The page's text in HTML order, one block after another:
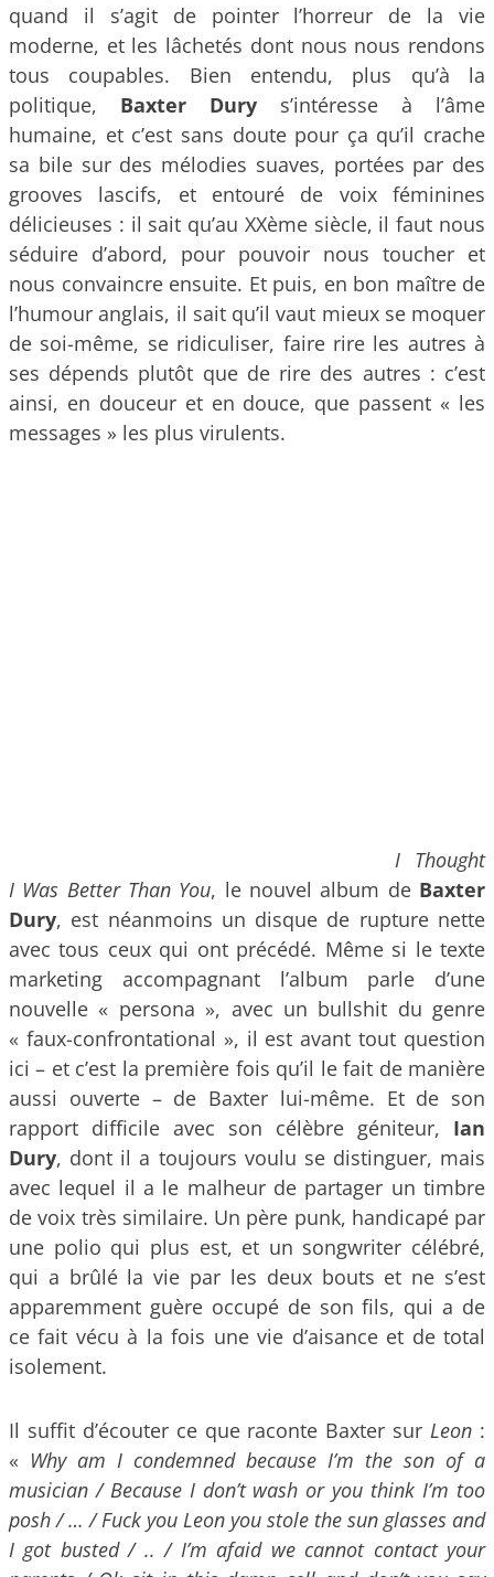
quand il s’agit de pointer l’horreur de la vie
moderne, et les lâchetés dont nous nous rendons
tous coupables. Bien entendu, plus qu’à la
politique, Baxter Dury s’intéresse à l’âme
humaine, et c’est sans doute pour ça qu’il crache
sa bile sur des mélodies suaves, portées par des
grooves lascifs, et entouré de voix féminines
délicieuses : il sait qu’au XXème siècle, il faut nous
séduire d’abord, pour pouvoir nous toucher et
nous convaincre ensuite. Et puis, en bon maître de
l’humour anglais, il sait qu’il vaut mieux se moquer
de soi-même, se ridiculiser, faire rire les autres à
ses dépends plutôt que de rire des autres : c’est
ainsi, en douceur et en douce, que passent « les
messages » les plus virulents.
I Thought
I Was Better Than You, le nouvel album de Baxter
Dury, est néanmoins un disque de rupture nette
avec tous ceux qui ont précédé. Même si le texte
marketing accompagnant l’album parle d’une
nouvelle « persona », avec un bullshit du genre
« faux-confrontational », il est avant tout question
ici – et c’est la première fois qu’il le fait de manière
aussi ouverte – de Baxter lui-même. Et de son
rapport difficile avec son célèbre géniteur, Ian
Dury, dont il a toujours voulu se distinguer, mais
avec lequel il a le malheur de partager un timbre
de voix très similaire. Un père punk, handicapé par
une polio qui plus est, et un songwriter célébré,
qui a brûlé la vie par les deux bouts et ne s’est
apparemment guère occupé de son fils, qui a de
ce fait vécu à la fois une vie d’aisance et de total
isolement.
Il suffit d’écouter ce que raconte Baxter surLeon :
« Why am I condemned because I’m the son of a
musician / Because I don’t wash or you think I’m too
posh / … / Fuck you Leon you stole the sun glasses and
I got busted / .. / I’m afaid we cannot contact your